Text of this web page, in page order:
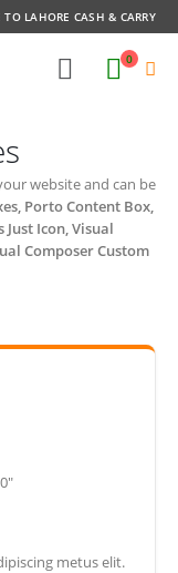
TO LAHORE CASH & CARRY
0
website and can be
Porto Content Box,
Icon, Visual
Composer Custom
metus elit.